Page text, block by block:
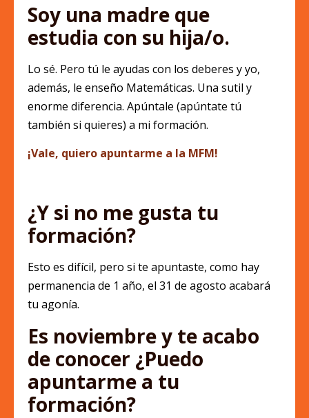
Soy una madre que
estudia con su hija/o.
Lo sé. Pero tú le ayudas con los deberes y yo,
además, le enseño Matemáticas. Una sutil y
enorme diferencia. Apúntale (apúntate tú
también si quieres) a mi formación.
¡Vale, quiero apuntarme a la MFM!
¿Y si no me gusta tu
formación?
Esto es difícil, pero si te apuntaste, como hay
permanencia de 1 año, el 31 de agosto acabará
tu agonía.
Es noviembre y te acabo
de conocer ¿Puedo
apuntarme a tu
formación?